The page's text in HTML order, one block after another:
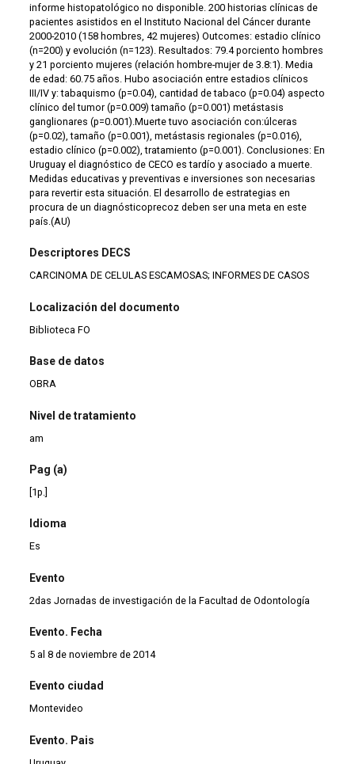
informe histopatológico no disponible. 200 historias clínicas de
pacientes asistidos en el Instituto Nacional del Cáncer durante
2000-2010 (158 hombres, 42 mujeres) Outcomes: estadio clínico
(n=200) y evolución (n=123). Resultados: 79.4 porciento hombres
y 21 porciento mujeres (relación hombre-mujer de 3.8:1). Media
de edad: 60.75 años. Hubo asociación entre estadios clínicos
III/IV y: tabaquismo (p=0.04), cantidad de tabaco (p=0.04) aspecto
clínico del tumor (p=0.009) tamaño (p=0.001) metástasis
ganglionares (p=0.001).Muerte tuvo asociación con:úlceras
(p=0.02), tamaño (p=0.001), metástasis regionales (p=0.016),
estadio clínico (p=0.002), tratamiento (p=0.001). Conclusiones: En
Uruguay el diagnóstico de CECO es tardío y asociado a muerte.
Medidas educativas y preventivas e inversiones son necesarias
para revertir esta situación. El desarrollo de estrategias en
procura de un diagnósticoprecoz deben ser una meta en este
país.(AU)
Descriptores DECS
CARCINOMA DE CELULAS ESCAMOSAS; INFORMES DE CASOS
Localización del documento
Biblioteca FO
Base de datos
OBRA
Nivel de tratamiento
am
Pag (a)
[1p.]
Idioma
Es
Evento
2das Jornadas de investigación de la Facultad de Odontología
Evento. Fecha
5 al 8 de noviembre de 2014
Evento ciudad
Montevideo
Evento. Pais